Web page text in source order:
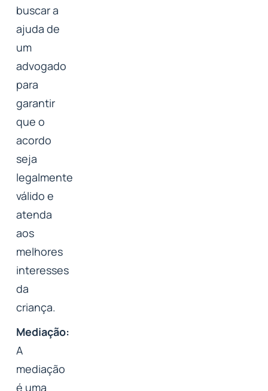
buscar a
ajuda de
um
advogado
para
garantir
que o
acordo
seja
legalmente
válido e
atenda
aos
melhores
interesses
da
criança.
Mediação:
A
mediação
é uma